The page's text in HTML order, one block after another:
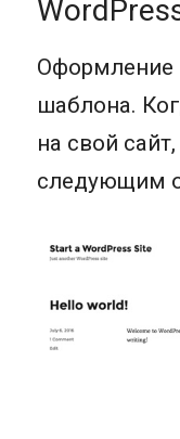
Оформление
шаблона.
на свой
следующим